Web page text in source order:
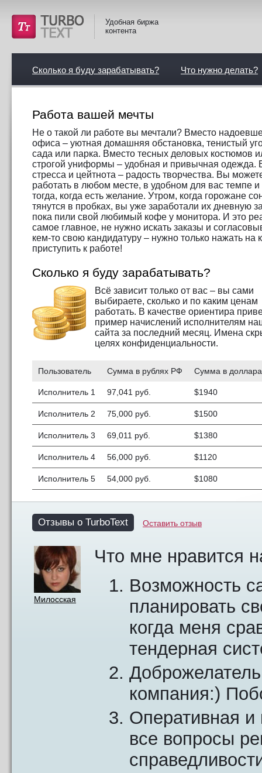
Удобная биржа
контента
Сколько я буду зарабатывать? Что нужно делать?
Работа вашей мечты
Не о такой ли работе вы мечтали? Вместо
офиса – уютная домашняя обстановка, тенистый
сада или парка. Вместо тесных деловых костюмов
строгой униформы – удобная и привычная одежда.
стресса и цейтнота – радость творчества. Вы
работать в любом месте, в удобном для вас темпе и
тогда, когда есть желание. Утром, когда горожане
тянутся в пробках, вы уже заработали их дневную
пока пили свой любимый кофе у монитора. И это
самое главное, не нужно искать заказы и
кем-то свою кандидатуру – нужно только нажать на
приступить к работе!
Сколько я буду зарабатывать?
Всё зависит только от вас – вы сами
выбираете, сколько и по каким ценам
работать. В качестве ориентира
пример начислений исполнителям
сайта за последний месяц. Имена
целях конфиденциальности.
Пользователь Сумма в рублях РФ Сумма в
Исполнитель 1 97,041 руб. $1940
Исполнитель 2 75,000 руб. $1500
Исполнитель 3 69,011 руб. $1380
Исполнитель 4 56,000 руб. $1120
Исполнитель 5 54,000 руб. $1080
Отзывы о TurboText Оставить отзыв
Милосская
Что мне нравится
Возможность
планировать
когда меня
тендерная
компания:)
Оперативная и
все вопросы